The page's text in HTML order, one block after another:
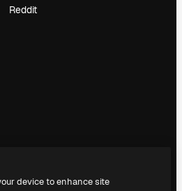
Reddit
device to enhance site